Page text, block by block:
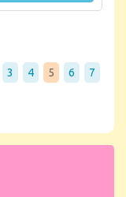
3 4 5 6 7